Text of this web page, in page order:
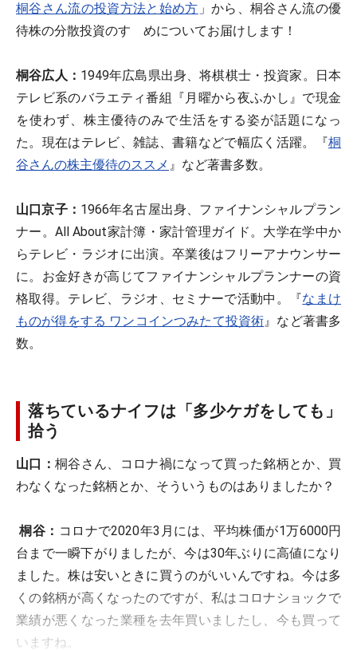
桐谷さん流の投資方法と始め方 」から、桐谷さん流の優
待株の分散投資のすゝめについてお届けします！
桐谷広人： 1949年広島県出身、将棋棋士・投資家。日本
テレビ系のバラエティ番組『月曜から夜ふかし』で現金
を使わず、株主優待のみで生活をする姿が話題になっ
た。現在はテレビ、雑誌、書籍などで幅広く活躍。『桐
谷さんの株主優待のススメ 』など著書多数。
山口京子： 1966年名古屋出身、ファイナンシャルプラン
ナー。All About家計簿・家計管理ガイド。大学在学中か
らテレビ・ラジオに出演。卒業後はフリーアナウンサー
に。お金好きが高じてファイナンシャルプランナーの資
格取得。テレビ、ラジオ、セミナーで活動中。『なまけ
ものが得をする ワンコインつみたて投資術』など著書多
数。
落ちているナイフは「多少ケガをしても」
拾う
山口： 桐谷さん、コロナ禍になって買った銘柄とか、買
わなくなった銘柄とか、そういうものはありましたか？
桐谷： コロナで2020年3月には、平均株価が1万6000円
台まで一瞬下がりましたが、今は30年ぶりに高値になり
ました。株は安いときに買うのがいいんですね。今は多
くの銘柄が高くなったのですが、私はコロナショックで
業績が悪くなった業種を去年買いましたし、今も買って
いますね。